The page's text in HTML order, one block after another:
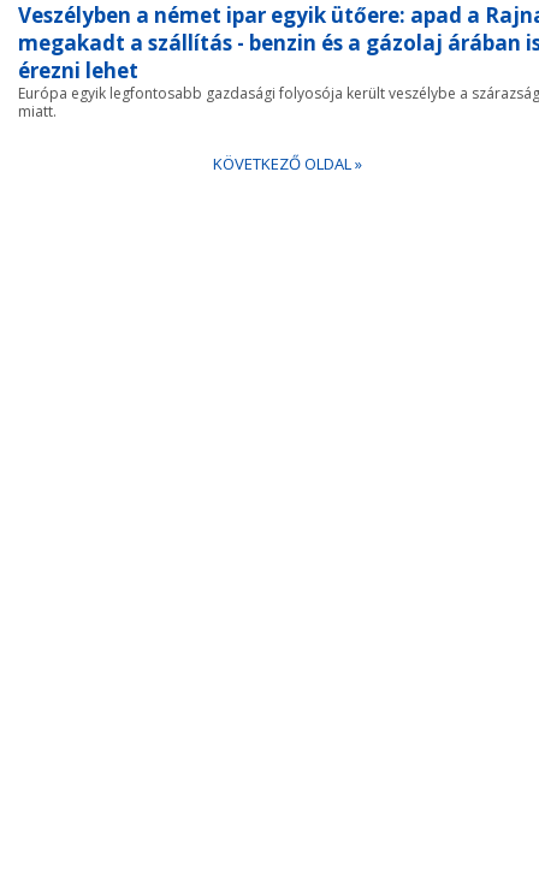
Veszélyben a német ipar egyik ütőere: apad a
megakadt a szállítás - benzin és a gázolaj árában
érezni lehet
Európa egyik legfontosabb gazdasági folyosója került veszélybe a szárazság
miatt.
KÖVETKEZŐ OLDAL »